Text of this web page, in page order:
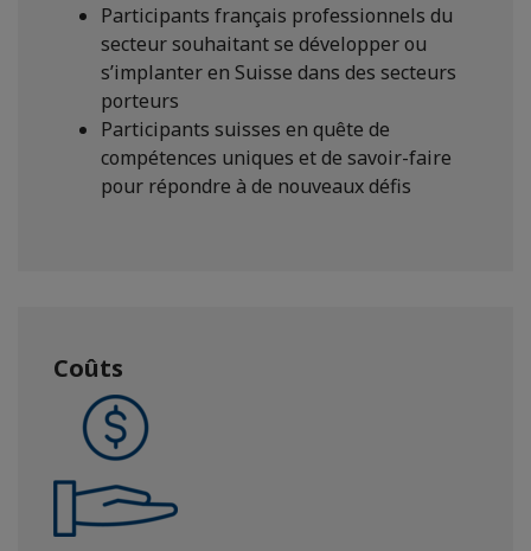
Participants français professionnels du
secteur souhaitant se développer ou
s’implanter en Suisse dans des secteurs
porteurs
Participants suisses en quête de
compétences uniques et de savoir-faire
pour répondre à de nouveaux défis
Coûts